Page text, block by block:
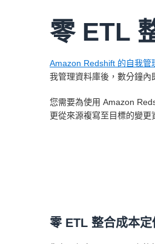
零 ETL
Amazon Redshift 的自我管
我管理資料庫後，數分鐘
您需要為使用 Amazon
更從來源複寫至目標的變
零 ETL 整合成本定